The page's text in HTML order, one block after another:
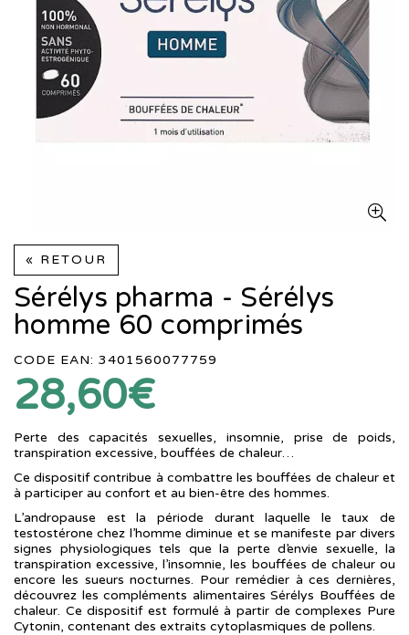
« RETOUR
Sérélys pharma - Sérélys
homme 60 comprimés
CODE EAN: 3401560077759
28,60€
Perte des capacités sexuelles, insomnie, prise de poids,
transpiration excessive, bouffées de chaleur…
Ce dispositif contribue à combattre les bouffées de chaleur et
à participer au confort et au bien-être des hommes.
L’andropause est la période durant laquelle le taux de
testostérone chez l’homme diminue et se manifeste par divers
signes physiologiques tels que la perte d’envie sexuelle, la
transpiration excessive, l’insomnie, les bouffées de chaleur ou
encore les sueurs nocturnes. Pour remédier à ces dernières,
découvrez les compléments alimentaires Sérélys Bouffées de
chaleur. Ce dispositif est formulé à partir de complexes Pure
Cytonin, contenant des extraits cytoplasmiques de pollens.